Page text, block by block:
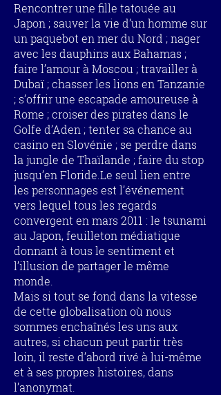
Rencontrer une fille tatouée au
Japon ; sauver la vie d’un homme sur
un paquebot en mer du Nord ; nager
avec les dauphins aux Bahamas ;
faire l’amour à Moscou ; travailler à
Dubaï ; chasser les lions en Tanzanie
; s’offrir une escapade amoureuse à
Rome ; croiser des pirates dans le
Golfe d’Aden ; tenter sa chance au
casino en Slovénie ; se perdre dans
la jungle de Thaïlande ; faire du stop
jusqu’en Floride.Le seul lien entre
les personnages est l’événement
vers lequel tous les regards
convergent en mars 2011 : le tsunami
au Japon, feuilleton médiatique
donnant à tous le sentiment et
l’illusion de partager le même
monde.
Mais si tout se fond dans la vitesse
de cette globalisation où nous
sommes enchaînés les uns aux
autres, si chacun peut partir très
loin, il reste d’abord rivé à lui-même
et à ses propres histoires, dans
l’anonymat.